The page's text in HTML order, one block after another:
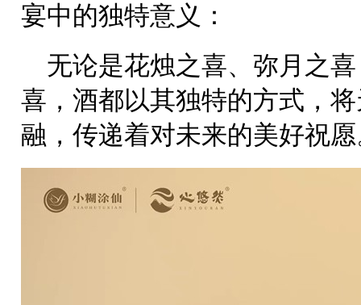
宴中的独特意义：
无论是花烛之喜、弥月之
喜，酒都以其独特的方式，
融，传递着对未来的美好祝